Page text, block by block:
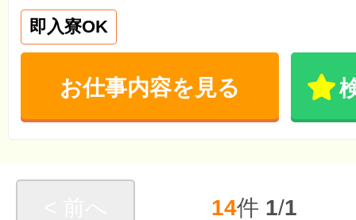
即入寮OK
お仕事内容を見る
14件 1/1